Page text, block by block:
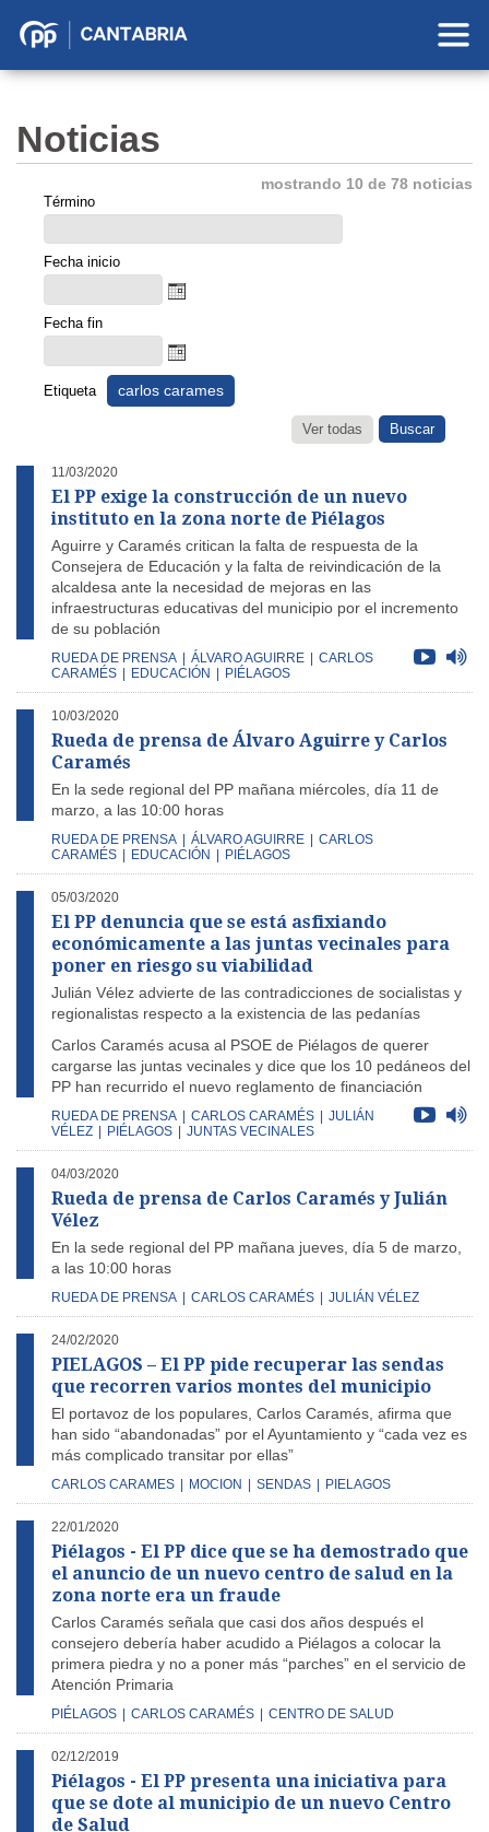
Partido
Cantabria
Noticias
mostrando 10 de 78 noticias
Término
Fecha inicio
Fecha fin
Etiqueta carlos carames
Ver todas
11/03/2020
El PP exige la construcción de un nuevo
instituto en la zona norte de Piélagos
Aguirre y Caramés critican la falta de respuesta de la
Consejera de Educación y la falta de reivindicación de la
alcaldesa ante la necesidad de mejoras en las
infraestructuras educativas del municipio por el incremento
de su población
RUEDA DE PRENSA ÁLVARO AGUIRRE
CARLOS
CARAMÉS
EDUCACIÓN PIÉLAGOS
10/03/2020
Rueda de prensa de Álvaro Aguirre y Carlos
Caramés
En la sede regional del PP mañana miércoles, día 11 de
marzo, a las 10:00 horas
RUEDA DE PRENSA ÁLVARO AGUIRRE
CARLOS
CARAMÉS
EDUCACIÓN PIÉLAGOS
05/03/2020
El PP denuncia que se está asfixiando
económicamente a las juntas vecinales para
poner en riesgo su viabilidad
Julián Vélez advierte de las contradicciones de socialistas y
regionalistas respecto a la existencia de las pedanías
Carlos Caramés acusa al PSOE de Piélagos de querer
cargarse las juntas vecinales y dice que los 10 pedáneos del
PP han recurrido el nuevo reglamento de financiación
RUEDA DE PRENSA CARLOS CARAMÉS
JULIÁN
VÉLEZ
PIÉLAGOS JUNTAS VECINALES
04/03/2020
Rueda de prensa de Carlos Caramés y Julián
Vélez
En la sede regional del PP mañana jueves, día 5 de marzo,
a las 10:00 horas
RUEDA DE PRENSA CARLOS CARAMÉS JULIÁN VÉLEZ
24/02/2020
PIELAGOS – El PP pide recuperar las sendas
que recorren varios montes del municipio
El portavoz de los populares, Carlos Caramés, afirma que
han sido “abandonadas” por el Ayuntamiento y “cada vez es
más complicado transitar por ellas”
CARLOS CARAMES MOCION SENDAS PIELAGOS
22/01/2020
Piélagos - El PP dice que se ha demostrado que
el anuncio de un nuevo centro de salud en la
zona norte era un fraude
Carlos Caramés señala que casi dos años después el
consejero debería haber acudido a Piélagos a colocar la
primera piedra y no a poner más “parches” en el servicio de
Atención Primaria
PIÉLAGOS CARLOS CARAMÉS CENTRO DE SALUD
02/12/2019
Piélagos - El PP presenta una iniciativa para
que se dote al municipio de un nuevo Centro
de Salud